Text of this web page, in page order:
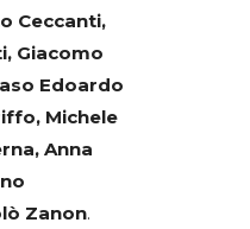
Ceccanti,
Giacomo
Edoardo
Michele
Anna
Zanon.